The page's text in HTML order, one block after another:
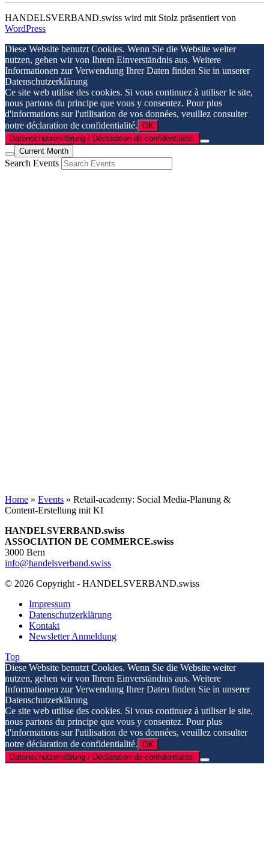
HANDELSVERBAND.swiss wird mit Stolz präsentiert von
WordPress
Diese Website benutzt Cookies. Wenn Sie die Website weiter
nutzen, gehen wir von Ihrem Einverständnis aus. Weitere
Informationen zur Verwendung Ihrer Daten finden Sie in unserer
Datenschutzerklärung
Ce site web utilise des cookies. Si vous continuez à utiliser le site,
nous partons du principe que vous y consentez. Pour plus
d'informations sur l'utilisation de vos données, veuillez consulter
notre déclaration de confidentialité. OK
Datenschutzerklärung / Déclaration de confidentialité.
Current Month
Search Events
Home » Events » Retail-academy: Social Media-Planung &
Content-Erstellung mit KI
HANDELSVERBAND.swiss
ASSOCIATION DE COMMERCE.swiss
3000 Bern
info@handelsverband.swiss
© 2026 Copyright - HANDELSVERBAND.swiss
Impressum
Datenschutzerklärung
Kontakt
Newsletter Anmeldung
Top
Diese Website benutzt Cookies. Wenn Sie die Website weiter
nutzen, gehen wir von Ihrem Einverständnis aus. Weitere
Informationen zur Verwendung Ihrer Daten finden Sie in unserer
Datenschutzerklärung
Ce site web utilise des cookies. Si vous continuez à utiliser le site,
nous partons du principe que vous y consentez. Pour plus
d'informations sur l'utilisation de vos données, veuillez consulter
notre déclaration de confidentialité. OK
Datenschutzerklärung / Déclaration de confidentialité.